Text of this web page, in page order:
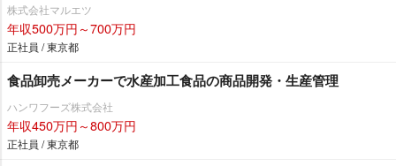
株式会社マルエツ
年収500万円～700万円
正社員 / 東京都
食品卸売メーカーで水産加工食品の商品開発・生産管理
ハンワフーズ株式会社
年収450万円～800万円
正社員 / 東京都